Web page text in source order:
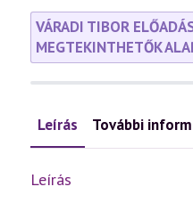
VÁRADI TIBOR
MEGTEKINTHETŐK
Leírás További
Leírás